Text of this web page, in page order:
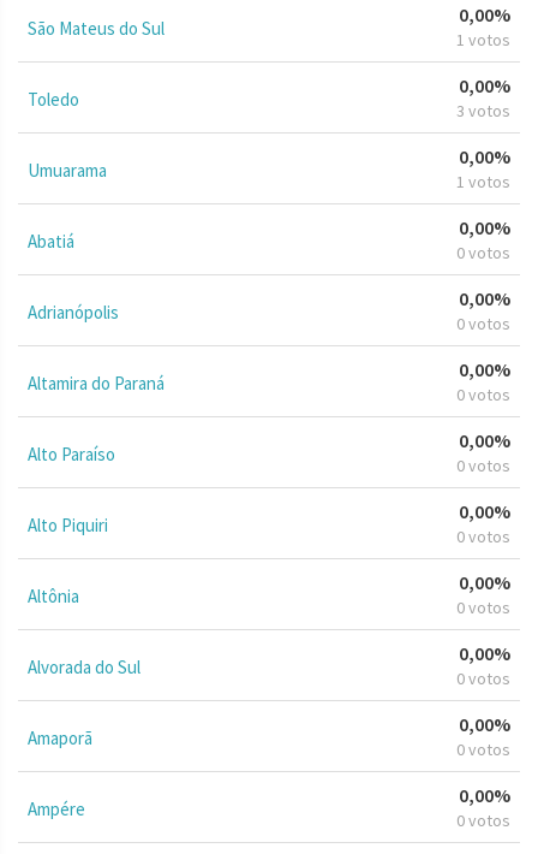
São Mateus do Sul
0,00%
1 votos
Toledo
0,00%
3 votos
Umuarama
0,00%
1 votos
Abatiá
0,00%
0 votos
Adrianópolis
0,00%
0 votos
Altamira do Paraná
0,00%
0 votos
Alto Paraíso
0,00%
0 votos
Alto Piquiri
0,00%
0 votos
Altônia
0,00%
0 votos
Alvorada do Sul
0,00%
0 votos
Amaporã
0,00%
0 votos
Ampére
0,00%
0 votos